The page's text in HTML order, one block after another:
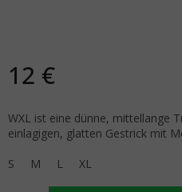
12 €
WXL ist eine dünne, mittellange
einlagigen, glatten Gestrick mit
S
M L XL